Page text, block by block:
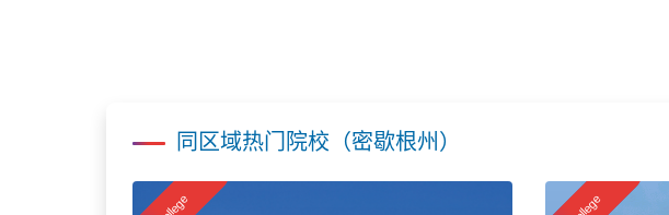
同区域热门院校（密歇根州）